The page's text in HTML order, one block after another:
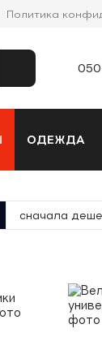
Политика
ОДЕЖДА
сначала